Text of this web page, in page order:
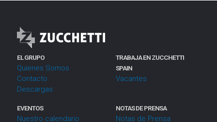
EL GRUPO
Quienes Somos
Contacto
Descargas
TRABAJA EN ZUCCHETTI
SPAIN
Vacantes
EVENTOS
Nuestro calendario
NOTAS DE PRENSA
Notas de Prensa